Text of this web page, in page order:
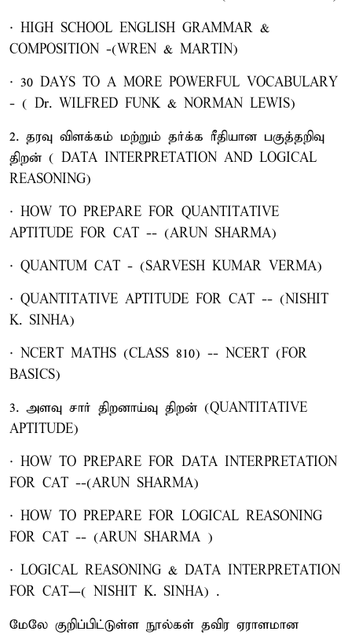
· HIGH SCHOOL ENGLISH GRAMMAR &
COMPOSITION -(WREN & MARTIN)
· 30 DAYS TO A MORE POWERFUL VOCABULARY
- ( Dr. WILFRED FUNK & NORMAN LEWIS)
2. தரவு விளக்கம் மற்றும் தர்க்க ரீதியான பகுத்தறிவு
திறன் ( DATA INTERPRETATION AND LOGICAL
REASONING)
· HOW TO PREPARE FOR QUANTITATIVE
APTITUDE FOR CAT -- (ARUN SHARMA)
· QUANTUM CAT - (SARVESH KUMAR VERMA)
· QUANTITATIVE APTITUDE FOR CAT -- (NISHIT
K. SINHA)
· NCERT MATHS (CLASS 8–10) -- NCERT (FOR
BASICS)
3. அளவு சார் திறனாய்வு திறன் (QUANTITATIVE
APTITUDE)
· HOW TO PREPARE FOR DATA INTERPRETATION
FOR CAT --(ARUN SHARMA)
· HOW TO PREPARE FOR LOGICAL REASONING
FOR CAT -- (ARUN SHARMA )
· LOGICAL REASONING & DATA INTERPRETATION
FOR CAT—( NISHIT K. SINHA) .
மேலே குறிப்பிட்டுள்ள நூல்கள் தவிர ஏராளமான